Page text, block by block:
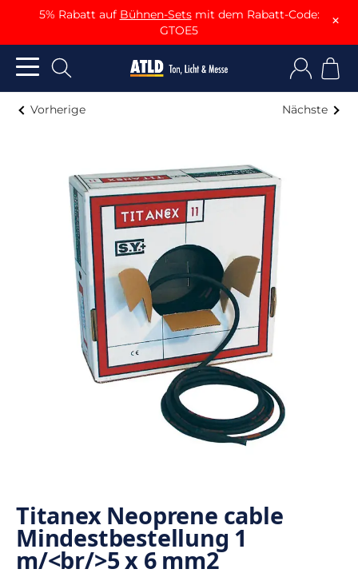
5% Rabatt auf Bühnen-Setsmit dem Rabatt-Code:
GTOE5
×
Vorherige Nächste
Titanex Neoprene cable
Mindestbestellung 1
m/<br/>5 x 6 mm2